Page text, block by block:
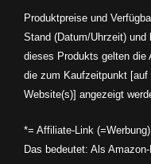
Produktpreise und
Stand (Datum/Uhrzeit)
dieses Produkts gelten die
die zum Kaufzeitpunkt [auf
Website(s)] angezeigt
*= Affiliate-Link (=Werbung)
Das bedeutet: Als